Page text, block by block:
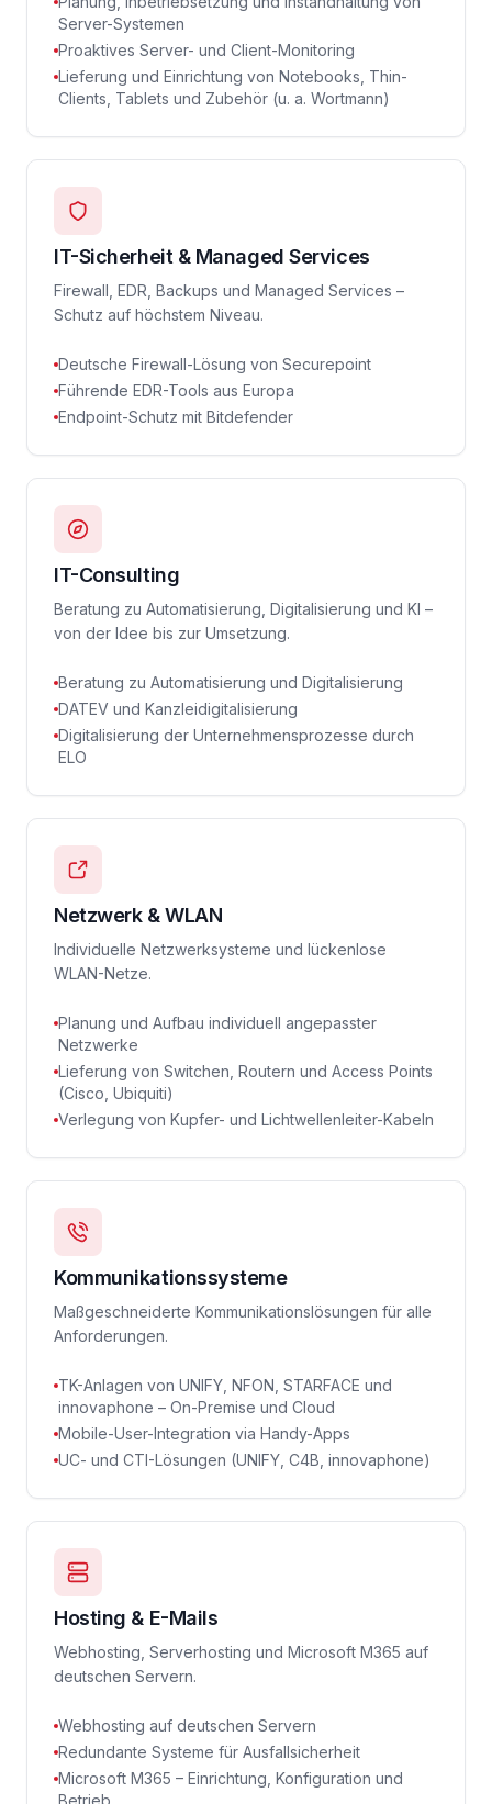
Server-Systemen
Proaktives Server- und Client-Monitoring
Lieferung und Einrichtung von Notebooks, Thin-
Clients, Tablets und Zubehör (u. a. Wortmann)
IT-Sicherheit & Managed Services
Firewall, EDR, Backups und Managed Services –
Schutz auf höchstem Niveau.
Deutsche Firewall-Lösung von Securepoint
Führende EDR-Tools aus Europa
Endpoint-Schutz mit Bitdefender
IT-Consulting
Beratung zu Automatisierung, Digitalisierung und KI –
von der Idee bis zur Umsetzung.
Beratung zu Automatisierung und Digitalisierung
DATEV und Kanzleidigitalisierung
Digitalisierung der Unternehmensprozesse durch
ELO
Netzwerk & WLAN
Individuelle Netzwerksysteme und lückenlose
WLAN-Netze.
Planung und Aufbau individuell angepasster
Netzwerke
Lieferung von Switchen, Routern und Access Points
(Cisco, Ubiquiti)
Verlegung von Kupfer- und Lichtwellenleiter-Kabeln
Kommunikationssysteme
Maßgeschneiderte Kommunikationslösungen für alle
Anforderungen.
TK-Anlagen von UNIFY, NFON, STARFACE und
innovaphone – On-Premise und Cloud
Mobile-User-Integration via Handy-Apps
UC- und CTI-Lösungen (UNIFY, C4B, innovaphone)
Hosting & E-Mails
Webhosting, Serverhosting und Microsoft M365 auf
deutschen Servern.
Webhosting auf deutschen Servern
Redundante Systeme für Ausfallsicherheit
Microsoft M365 – Einrichtung, Konfiguration und
Betrieb